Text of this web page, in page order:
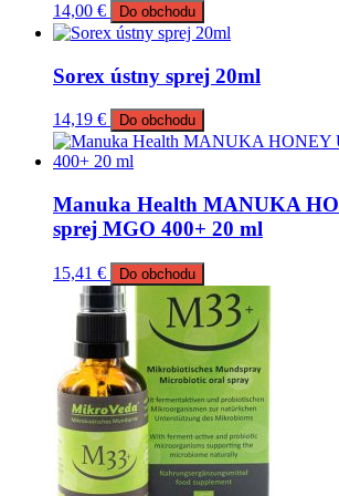
14,00 € Do obchodu
Sorex ústny sprej 20ml
14,19 € Do obchodu
Manuka Health MANUKA
sprej MGO 400+ 20 ml
15,41 € Do obchodu